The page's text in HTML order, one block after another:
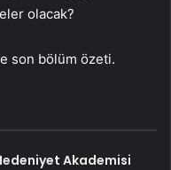
olacak?
son bölüm özeti.
Akademisi